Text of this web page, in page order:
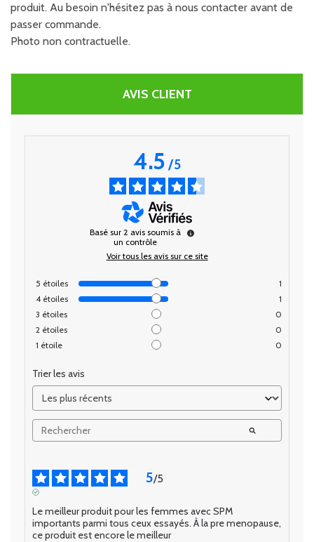
produit. Au besoin n'hésitez pas à nous contacter avant de
passer commande.
Photo non contractuelle.
AVIS CLIENT
4.5/5
Basé sur 2 avis soumis à
un contrôle
Voir tous les avis sur ce site
5 étoiles
1
4 étoiles
1
3 étoiles
0
2 étoiles
0
1 étoile 0
Trier les avis
5/5
Le meilleur produit pour les femmes avec SPM
importants parmi tous ceux essayés. À la pre menopause,
ce produit est encore le meilleur